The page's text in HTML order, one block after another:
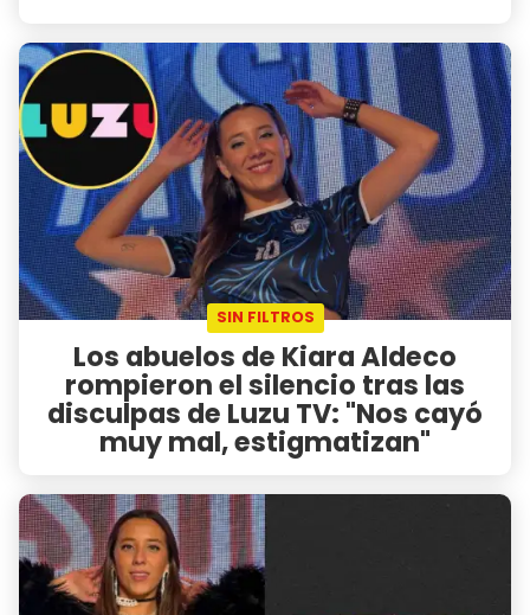
SIN FILTROS
Los abuelos de Kiara Aldeco
rompieron el silencio tras las
disculpas de Luzu TV: "Nos cayó
muy mal, estigmatizan"